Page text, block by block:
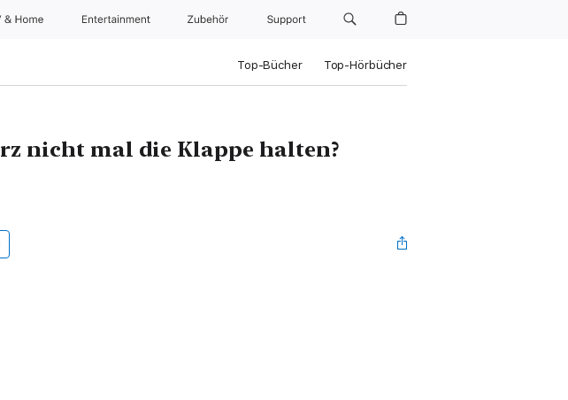
& Home Entertainment Zubehör Support
Top-Bücher Top-Hörbücher
nicht mal die Klappe halten?